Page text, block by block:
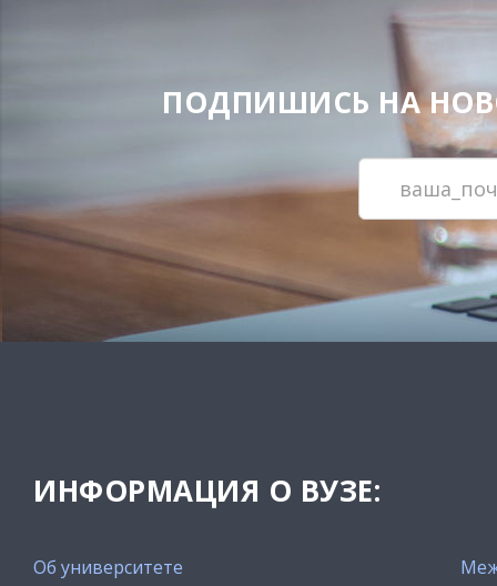
ПОДПИШИСЬ НА
ИНФОРМАЦИЯ О ВУЗЕ:
Об университете